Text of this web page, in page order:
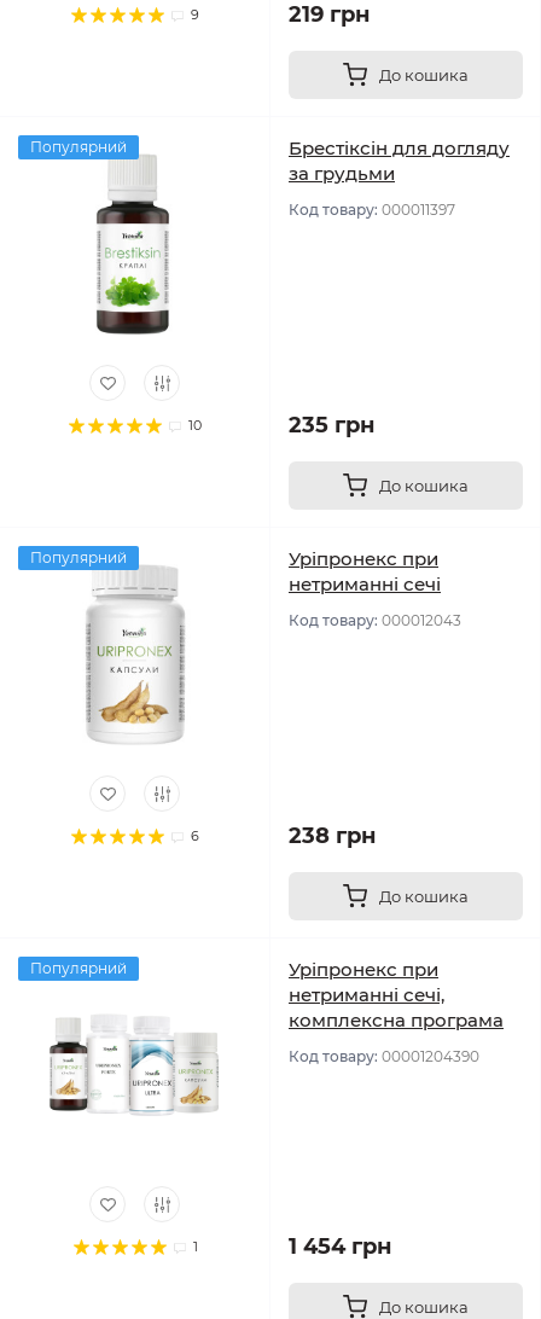
9 219 грн
До кошика
Популярний
10
Брестіксін для догляду
за грудьми
Код товару: 000011397
235 грн
До кошика
Популярний
6
Уріпронекс при
нетриманні сечі
Код товару: 000012043
238 грн
До кошика
Популярний
1
Уріпронекс при
нетриманні сечі,
комплексна програма
Код товару: 00001204390
1 454 грн
До кошика